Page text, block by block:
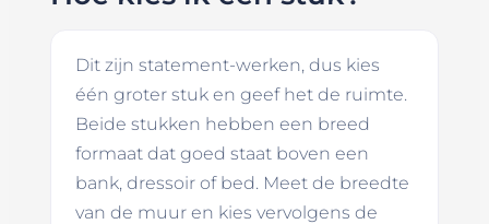
Dit zijn statement-werken, dus kies
één groter stuk en geef het de ruimte.
Beide stukken hebben een breed
formaat dat goed staat boven een
bank, dressoir of bed. Meet de breedte
van de muur en kies vervolgens de